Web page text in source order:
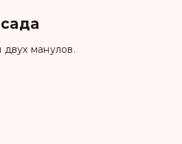
манулов.